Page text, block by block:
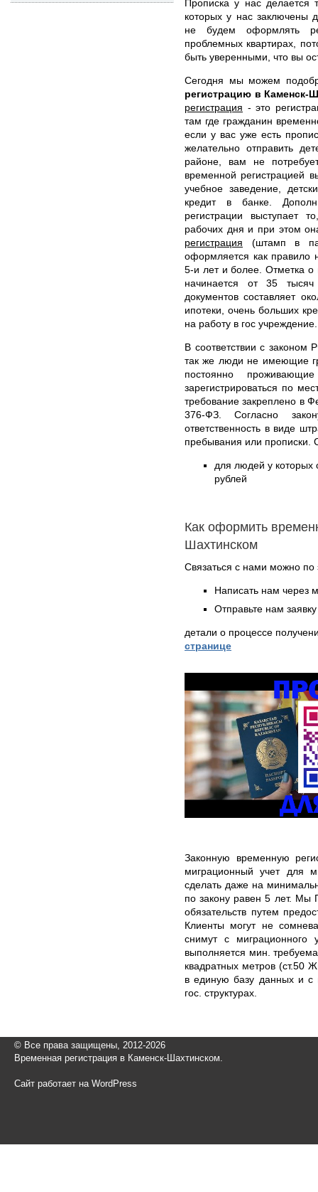
Прописка у нас делается
которых у нас заключены
не будем оформлять
проблемных квартирах,
быть уверенными, что вы
Сегодня мы можем
регистрацию в Каменск-
регистрация - это
там где гражданин
если у вас уже есть
желательно отправить
районе, вам не
временной регистрацией
учебное заведение,
кредит в банке.
регистрации выступает
рабочих дня и при этом
регистрация (штамп в
оформляется как правило
5-и лет и более. Отметка о
начинается от 35
документов составляет
ипотеки, очень больших
на работу в гос учреждение.
В соответствии с законом
так же люди не имеющие
постоянно
зарегистрироваться по
требование закреплено в
376-ФЗ. Согласно
ответственность в виде
пребывания или прописки.
для людей у которых
рублей
Как оформить
Шахтинском
Связаться с нами можно по
Написать нам через
Отправьте нам
детали о процессе
странице
Законную временную
миграционный учет для
сделать даже на
по закону равен 5 лет.
обязательств путем
Клиенты могут не
снимут с миграционного
выполняется мин.
квадратных метров (ст.50
в единую базу данных и с
гос. структурах.
© Все права защищены, 2012-2026
Временная регистрация в Каменск-Шахтинском.
Сайт работает на WordPress